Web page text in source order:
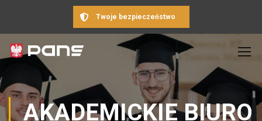
Twoje bezpieczeństwo
AKADEMICKIE BIURO